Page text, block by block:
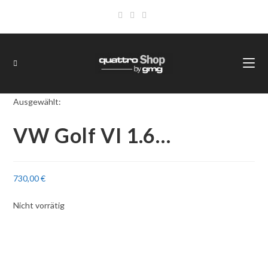
springen
Ausgewählt:
VW Golf VI 1.6…
730,00€
Nicht vorrätig